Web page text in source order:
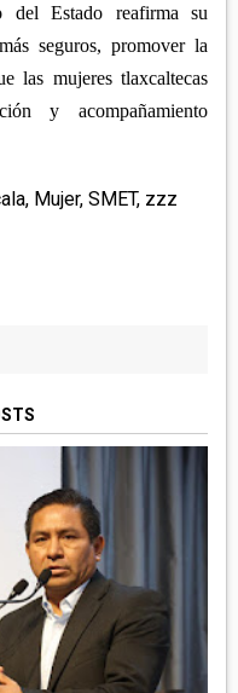
del Estado reafirma su
seguros, promover la
las mujeres tlaxcaltecas
y acompañamiento
, Mujer, SMET, zzz